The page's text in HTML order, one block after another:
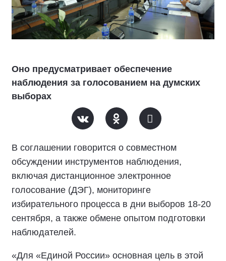
Оно предусматривает обеспечение
наблюдения за голосованием на думских
выборах
В соглашении говорится о совместном
обсуждении инструментов наблюдения,
включая дистанционное электронное
голосование (ДЭГ), мониторинге
избирательного процесса в дни выборов 18-20
сентября, а также обмене опытом подготовки
наблюдателей.
«Для «Единой России» основная цель в этой